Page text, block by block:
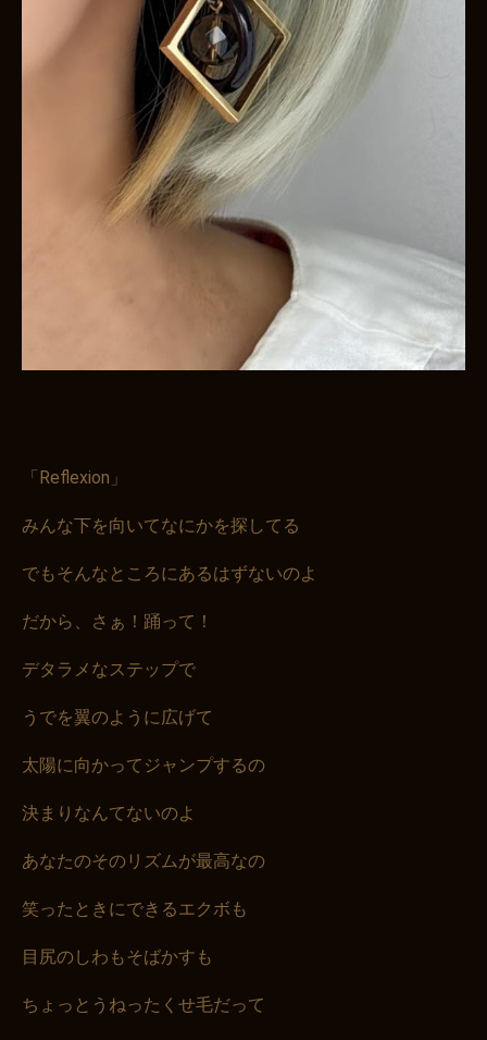
「Reflexion」
みんな下を向いてなにかを探してる
でもそんなところにあるはずないのよ
だから、さぁ！踊って！
デタラメなステップで
うでを翼のように広げて
太陽に向かってジャンプするの
決まりなんてないのよ
あなたのそのリズムが最高なの
笑ったときにできるエクボも
目尻のしわもそばかすも
ちょっとうねったくせ毛だって